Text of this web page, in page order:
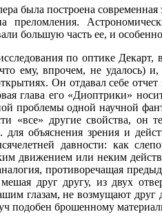
была построена современная
преломления.
большую часть ее, и
по оптике
ему, впрочем, не удалось)
Он отдавал себе
глава его «Диоптрики»
проблемы одной научной
«все» другие свойства, он
объяснения зрения и
давности: как
движением или неким
противоречащая
друг другу, из двух
глазам, не возмущают друг
подобен брошенному